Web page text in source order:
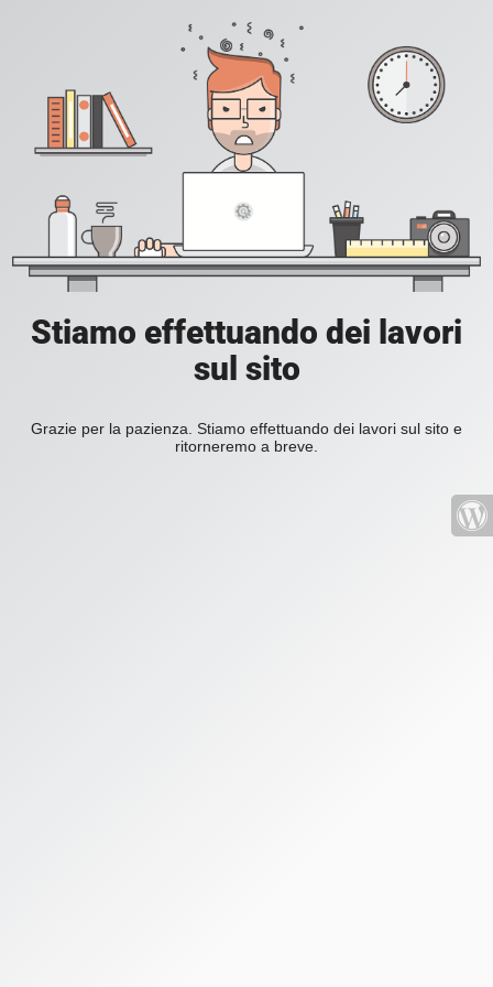
Stiamo effettuando dei lavori
sul sito
Grazie per la pazienza. Stiamo effettuando dei lavori sul sito e
ritorneremo a breve.